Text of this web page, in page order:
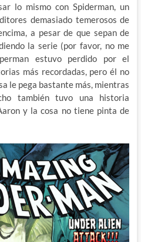
lo mismo con Spiderman, un
demasiado temerosos de
a pesar de que sepan de
la serie (por favor, no me
estuvo perdido por el
más recordadas, pero él no
le pega bastante más, mientras
también tuvo una historia
y la cosa no tiene pinta de